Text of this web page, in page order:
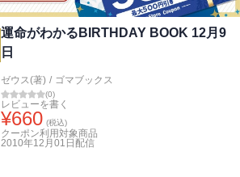
運命がわかるBIRTHDAY BOOK 12月9
日
ゼウス(著) / ゴマブックス
(0)
レビューを書く
¥660 (税込)
クーポン利用対象商品
2010年12月01日 配信